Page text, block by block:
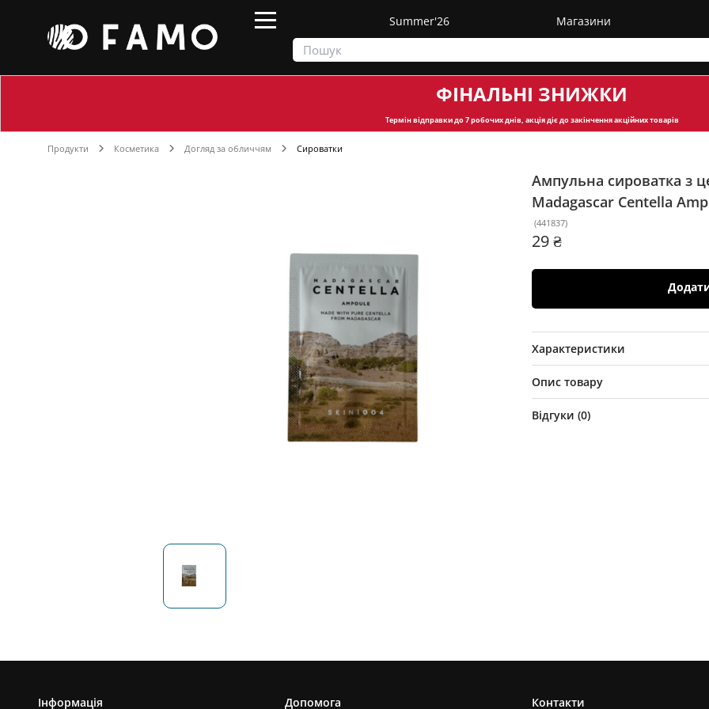
Summer'26 Магазини
ФІНАЛЬНІ ЗНИЖКИ
Термін відправкидо 7 робочих днів, акція діє до закінчення акційних товарів
Продукти Косметика Догляд за обличчям Сироватки
Ампульна сироватка з
Madagascar Centella
(441837)
29 ₴
Характеристики
Опис товару
Відгуки (0)
Інформація Допомога Контакти